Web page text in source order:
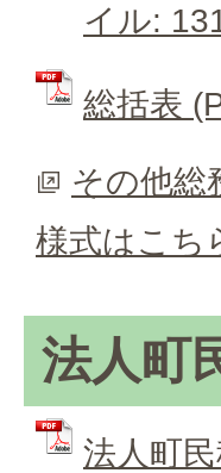
イル:
総括表
その他総
様式はこち
法人町
法人町